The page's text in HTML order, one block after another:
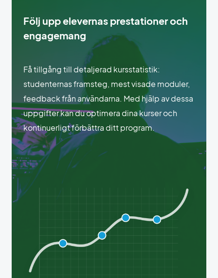
Följ upp elevernas prestationer och
engagemang
Få tillgång till detaljerad kursstatistik:
studenternas framsteg, mest visade moduler,
feedback från användarna. Med hjälp av dessa
uppgifter kan du optimera dina kurser och
kontinuerligt förbättra ditt program.